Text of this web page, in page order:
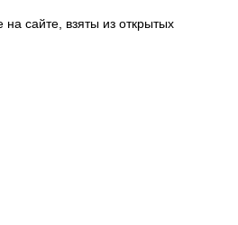
сайте, взяты из открытых